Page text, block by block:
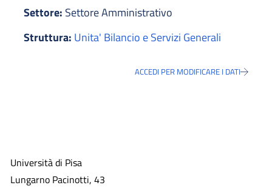
Settore: Settore Amministrativo
Struttura: Unita' Bilancio e Servizi Generali
ACCEDI PER MODIFICARE I DATI
Università di Pisa
Lungarno Pacinotti, 43